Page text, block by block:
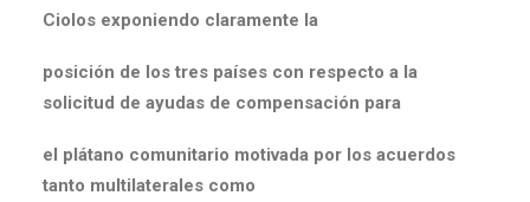
Ciolos exponiendo claramente la
posición de los tres países con respecto a la
solicitud de ayudas de compensación para
el plátano comunitario motivada por los acuerdos
tanto multilaterales como